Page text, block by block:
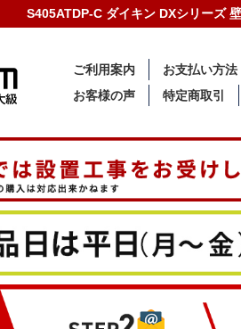
S405ATDP-C ダイキン DXシリーズ
ご利用案内 お支払い方法
お客様の声
特定商取引